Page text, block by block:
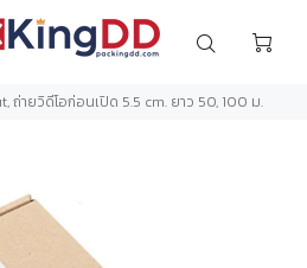
ถ่ายวิดีโอก่อนเปิด 5.5 cm. ยาว 50, 100 ม.